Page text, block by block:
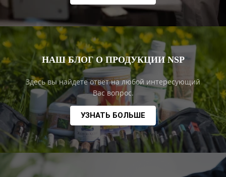
НАШ БЛОГ О ПРОДУКЦИИ NSP
Здесь вы найдете ответ на любой интересующий
Вас вопрос.
УЗНАТЬ БОЛЬШЕ